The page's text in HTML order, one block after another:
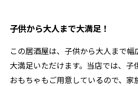
子供から大人まで大満足！
この居酒屋は、子供から大人まで
大満足いただけます。当店では、子
おもちゃもご用意しているので、家